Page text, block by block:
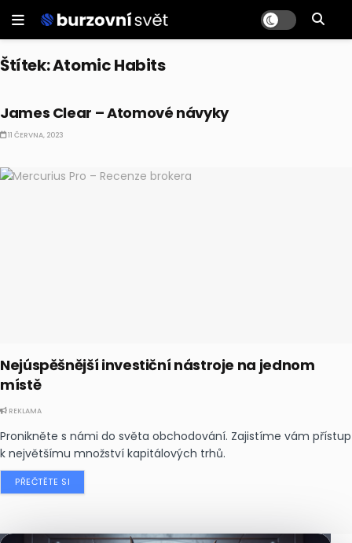
Štítek:Atomic Habits
James Clear – Atomové návyky
11 ČERVNA, 2023
Nejúspěšnější investiční nástroje na jednom
místě
REKLAMA
Pronikněte s námi do světa obchodování. Zajistíme vám přístup
k největšímu množství kapitálových trhů.
PŘEČTĚTE SI